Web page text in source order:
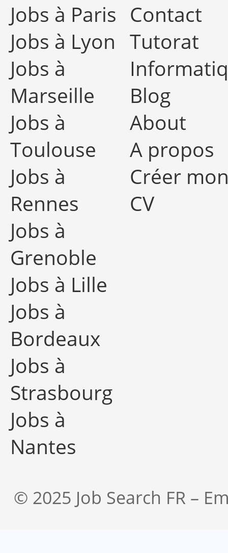
Jobs à Paris
Jobs à Lyon
Jobs à
Marseille
Jobs à
Toulouse
Jobs à
Rennes
Jobs à
Grenoble
Jobs à Lille
Jobs à
Bordeaux
Jobs à
Strasbourg
Jobs à
Nantes
Contact
Tutorat
Blog
About
A propos
Créer
CV
© 2025 Job Search FR –